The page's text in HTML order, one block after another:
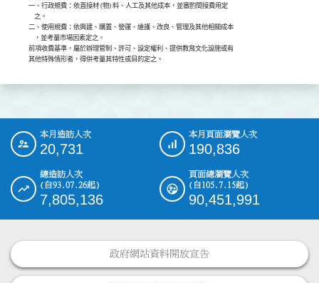
一、行政規費：依直接材 (物) 料、人工及其他成本，並審酌間接費用定
    之。
二、使用規費：依興建、購置、營運、維護、改良、管理及其他相關成本
    ，並考量市場因素定之。
前項收費基準，屬於辦理管制、許可、設定權利、提供教育文化設施或有
::: 本月造訪人次
20,731
本月頁面瀏覽人次
190,836
總造訪人次
(自93.07.26起)
7,805,136
頁面總瀏覽人次
(自105.7.15起)
90,451,991
政府網站資料開放宣告